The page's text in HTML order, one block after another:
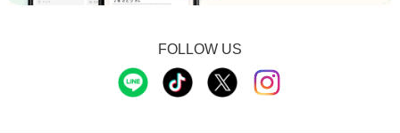
STEP2 トークタイムスタート
FOLLOW US